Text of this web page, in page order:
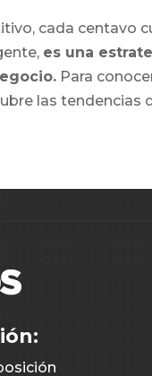
cada centavo
es una
Para
las